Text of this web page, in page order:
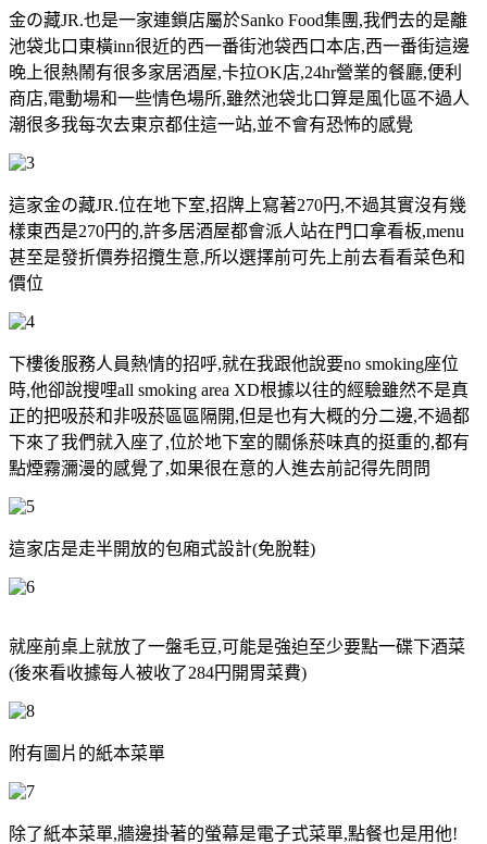
金の藏JR.也是一家連鎖店屬於Sanko Food集團,我們去的是離
池袋北口東橫inn很近的西一番街池袋西口本店,西一番街這邊
晚上很熱鬧有很多家居酒屋,卡拉OK店,24hr營業的餐廳,便利
商店,電動場和一些情色場所,雖然池袋北口算是風化區不過人
潮很多我每次去東京都住這一站,並不會有恐怖的感覺
這家金の藏JR.位在地下室,招牌上寫著270円,不過其實沒有幾
樣東西是270円的,許多居酒屋都會派人站在門口拿看板,menu
甚至是發折價券招攬生意,所以選擇前可先上前去看看菜色和
價位
下樓後服務人員熱情的招呼,就在我跟他說要no smoking座位
時,他卻說搜哩all smoking area XD根據以往的經驗雖然不是真
正的把吸菸和非吸菸區區隔開,但是也有大概的分二邊,不過都
下來了我們就入座了,位於地下室的關係菸味真的挺重的,都有
點煙霧瀰漫的感覺了,如果很在意的人進去前記得先問問
這家店是走半開放的包廂式設計(免脫鞋)
就座前桌上就放了一盤毛豆,可能是強迫至少要點一碟下酒菜
(後來看收據每人被收了284円開胃菜費)
附有圖片的紙本菜單
除了紙本菜單,牆邊掛著的螢幕是電子式菜單,點餐也是用他!